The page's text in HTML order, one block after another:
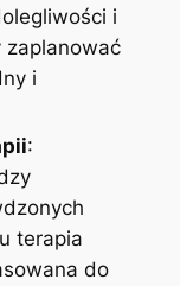
i
zaplanować
i
:
terapia
do